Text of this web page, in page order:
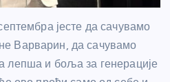
јесте да сачувамо
Варварин, да сачувамо
лепша и боља за генерације